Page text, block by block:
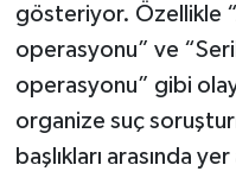
gösteriyor. Özellikle
operasyonu” ve
operasyonu” gibi
organize suç
başlıkları arasında yer